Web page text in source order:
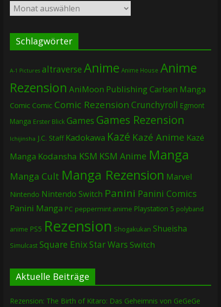
Archiv
Schlagwörter
A-1 Pictures altraverse Anime Anime House Anime
Rezension AniMoon PublishingCarlsen Manga
Comic Comic Comic Rezension Crunchyroll Egmont
Manga Erster Blick Games Games Rezension
Ichijinsha J.C. Staff Kadokawa Kazé Kazé Anime Kazé
Manga Kodansha KSM KSM Anime Manga
Manga Cult Manga Rezension Marvel
Nintendo Nintendo Switch Panini Panini Comics
Panini Manga PC peppermint anime Playstation 5 polyband
anime PS5 Rezension Shogakukan Shueisha
Simulcast Square EnixStar Wars Switch
Aktuelle Beiträge
Rezension: The Birth of Kitaro: Das Geheimnis von GeGeGe